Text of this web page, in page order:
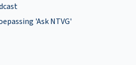
'Ask NTVG'